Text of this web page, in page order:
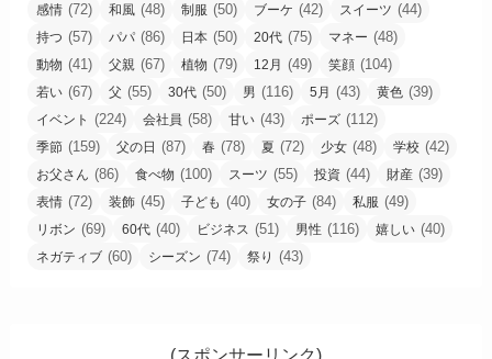
感情 (72) 和風 (48) 制服 (50) ブーケ (42) スイーツ (44)
持つ (57) パパ (86) 日本 (50) 20代 (75) マネー (48)
動物 (41) 父親 (67) 植物 (79) 12月 (49) 笑顔 (104)
若い (67) 父 (55) 30代 (50) 男 (116) 5月 (43) 黄色 (39)
イベント (224) 会社員 (58) 甘い (43) ポーズ (112)
季節 (159) 父の日 (87) 春 (78) 夏 (72) 少女 (48) 学校 (42)
お父さん (86) 食べ物 (100) スーツ (55) 投資 (44) 財産 (39)
表情 (72) 装飾 (45) 子ども (40) 女の子 (84) 私服 (49)
リボン (69) 60代 (40) ビジネス (51) 男性 (116) 嬉しい (40)
ネガティブ (60) シーズン (74) 祭り (43)
(スポンサーリンク)